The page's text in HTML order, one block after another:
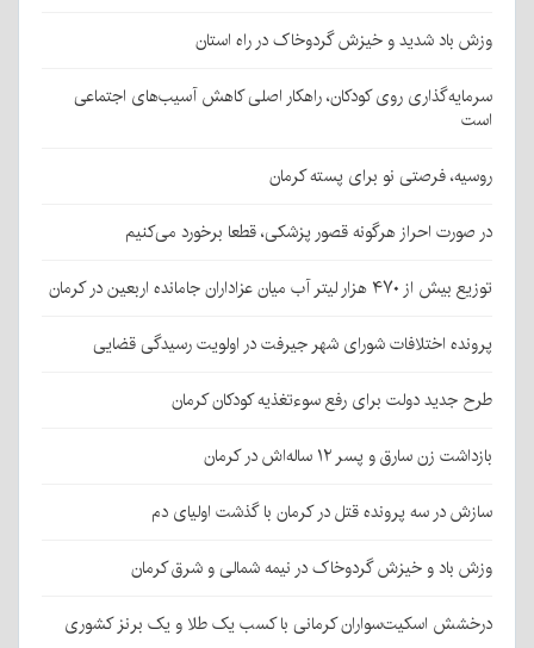
وزش باد شدید و خیزش گردوخاک در راه استان
سرمایه‌گذاری روی کودکان، راهکار اصلی کاهش آسیب‌های اجتماعی
است
روسیه، فرصتی نو برای پسته کرمان
در صورت احراز هرگونه قصور پزشکی، قطعا برخورد می‌کنیم
توزیع بیش از ۴۷۰ هزار لیتر آب میان عزاداران جامانده اربعین در کرمان
پرونده اختلافات شورای شهر جیرفت در اولویت رسیدگی قضایی
طرح جدید دولت برای رفع سوءتغذیه کودکان کرمان
بازداشت زن سارق و پسر ۱۲ ساله‌اش در کرمان
سازش در سه پرونده قتل در کرمان با گذشت اولیای دم
وزش باد و خیزش گردوخاک در نیمه شمالی و شرق کرمان
درخشش اسکیت‌سواران کرمانی با کسب یک طلا و یک برنز کشوری